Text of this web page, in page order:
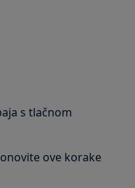
s tlačnom
ove korake